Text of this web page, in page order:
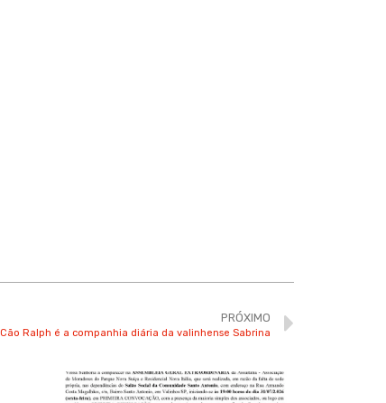
PRÓXIMO
Cão Ralph é a companhia diária da valinhense Sabrina